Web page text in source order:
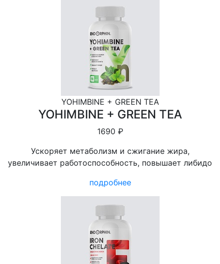
YOHIMBINE + GREEN TEA
YOHIMBINE + GREEN TEA
1690 ₽
Ускоряет метаболизм и сжигание жира,
увеличивает работоспособность, повышает либидо
подробнее